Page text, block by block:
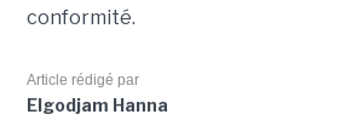
conformité.
Article rédigé par
Elgodjam Hanna